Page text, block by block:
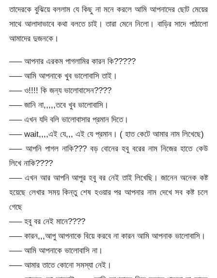
তাদেরকে বুঝিয়ে বললাম যে কিছু না মনে করলে আমি আপনাদের ছোট মেয়ের
সাথে আলাদাভাবে কথা বলতে চাই। তারা মেনে নিলো। বাড়ির সাদে পাঠালো
আমাদের দুজনকে।
—– আপনার এরকম পাগলামির কারন কি?????
—– আমি আপনাকে খুব ভালোবাসি তাই।
—– ও!!!! কি জন্য ভালোবাসেন????
—– জানি না,,,,,তবে খুব ভালোবাসি।
—– এখন যদি বলি ভালোবাসার প্রমান দিতে।
—– wait,,,,এই যে,,, এই যে প্রমান। ( হাত কেটে আমার নাম লিখেছে)
—– আপনি পাগল নাকি??? বড় বোনের হবু বরের নাম নিজের হাতে কেউ
লিখে নাকি????
—– এখন আর আপনি আপুর হবু বর নেই তাই লিখেছি। জানেন অনেক কষ্ট
হয়েছে লেখার সময় কিন্তু শেষ হওয়ার পর আপনার নাম দেখে সব কষ্ট চলে
গেছে
—– হবু বর নেই মানে????
—– কারন,,,আপু আপনাকে বিয়ে করবে না কারন আমি আপনাক ভালোবাসি।
—– আমি আপনাকে ভালোবাসি না।
—– আমার তাতে কোনো সমস্যা নেই।